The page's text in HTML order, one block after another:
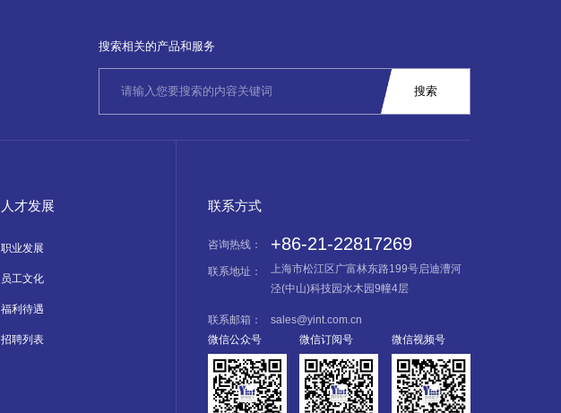
搜索相关的产品和服务
人才发展
职业发展
员工文化
福利待遇
招聘列表
联系方式
咨询热线： +86-21-22817269
联系地址：
上海市松江区广富林东路199号启迪漕河
泾(中山)科技园水木园9幢4层
联系邮箱：
sales@yint.com.cn
微信公众号
微信订阅号 微信视频号